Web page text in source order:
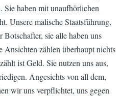
haben mit unaufhörlichen
Unsere malische Staatsführung,
sie alle haben uns
Ansichten zählen überhaupt nichts
ist Geld. Sie nutzen uns aus,
Angesichts von all dem,
wir uns verpflichtet, uns gegen